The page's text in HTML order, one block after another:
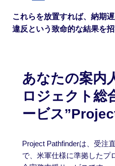
これらを放置すれば、納期
違反という致命的な結果を招
あなたの案
ロジェクト総
ービス
Project Pathfinderは、受注
で、米軍仕様に準拠したプ